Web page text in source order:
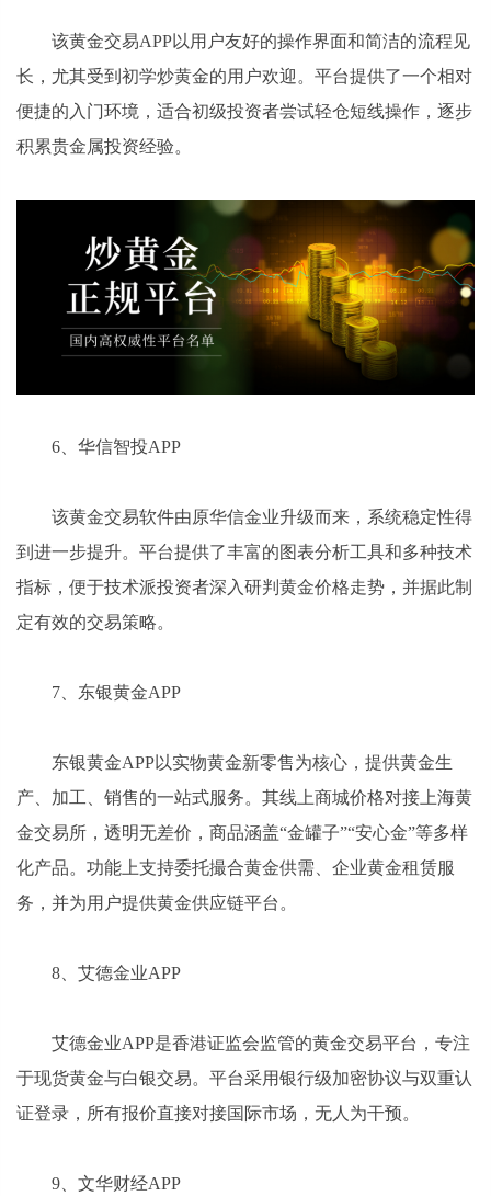
该黄金交易APP以用户友好的操作界面和简洁的流程见
长，尤其受到初学炒黄金的用户欢迎。平台提供了一个相对
便捷的入门环境，适合初级投资者尝试轻仓短线操作，逐步
积累贵金属投资经验。
6、华信智投APP
该黄金交易软件由原华信金业升级而来，系统稳定性得
到进一步提升。平台提供了丰富的图表分析工具和多种技术
指标，便于技术派投资者深入研判黄金价格走势，并据此制
定有效的交易策略。
7、东银黄金APP
东银黄金APP以实物黄金新零售为核心，提供黄金生
产、加工、销售的一站式服务。其线上商城价格对接上海黄
金交易所，透明无差价，商品涵盖“金罐子”“安心金”等多样
化产品。功能上支持委托撮合黄金供需、企业黄金租赁服
务，并为用户提供黄金供应链平台。
8、艾德金业APP
艾德金业APP是香港证监会监管的黄金交易平台，专注
于现货黄金与白银交易。平台采用银行级加密协议与双重认
证登录，所有报价直接对接国际市场，无人为干预。
9、文华财经APP